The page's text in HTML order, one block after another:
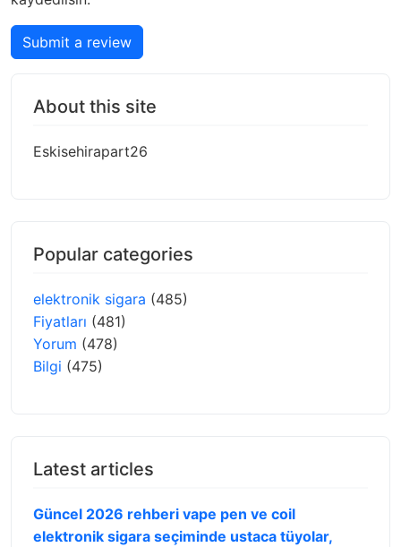
Submit a review
About this site
Eskisehirapart26
Popular categories
elektronik sigara (485)
Fiyatları (481)
Yorum (478)
Bilgi (475)
Latest articles
Güncel 2026 rehberi vape pen ve coil
elektronik sigara seçiminde ustaca tüyolar,